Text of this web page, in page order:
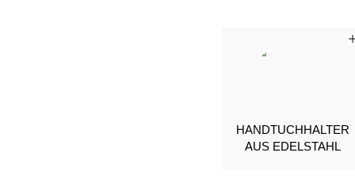
HANDTUCHHALTER
AUS EDELSTAHL